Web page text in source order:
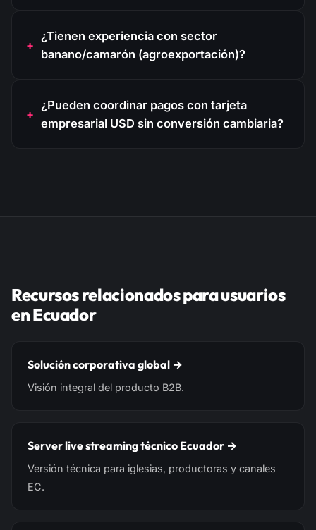
¿Tienen experiencia con sector
banano/camarón (agroexportación)?
¿Pueden coordinar pagos con tarjeta
empresarial USD sin conversión cambiaria?
Recursos relacionados para usuarios
en Ecuador
Solución corporativa global →
Visión integral del producto B2B.
Server live streaming técnico Ecuador →
Versión técnica para iglesias, productoras y canales
EC.